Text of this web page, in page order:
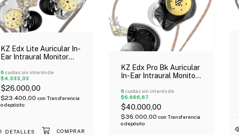
KZ Edx Lite Auricular In-
Ear Intraural Monitor
6 cuotas sin interés de
$4.333,33
$26.000,00
$23.400,00 con Transferencia
o depósito
DETALLES
KZ Edx Pro Bk Auricular
In-Ear Intraural Monitor
6 cuotas sin interés de
$6.666,67
$40.000,00
$36.000,00 con Transferencia
o depósito